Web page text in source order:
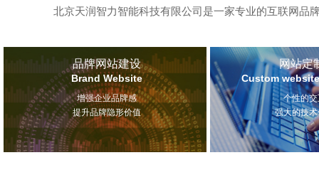
北京天润智力智能科技有限公司是一家专业的互联网品
品牌网站建设
Brand Website
增强企业品牌感
提升品牌隐形价值
网站定
Custom
个性的
强大的技